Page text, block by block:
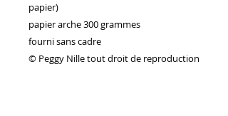
papier)
papier arche 300 grammes
fourni sans cadre
© Peggy Nille tout droit de reproduction